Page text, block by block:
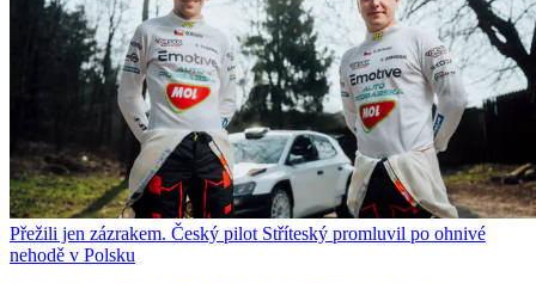
Přežili jen zázrakem. Český pilot Stříteský promluvil po ohnivé
nehodě v Polsku